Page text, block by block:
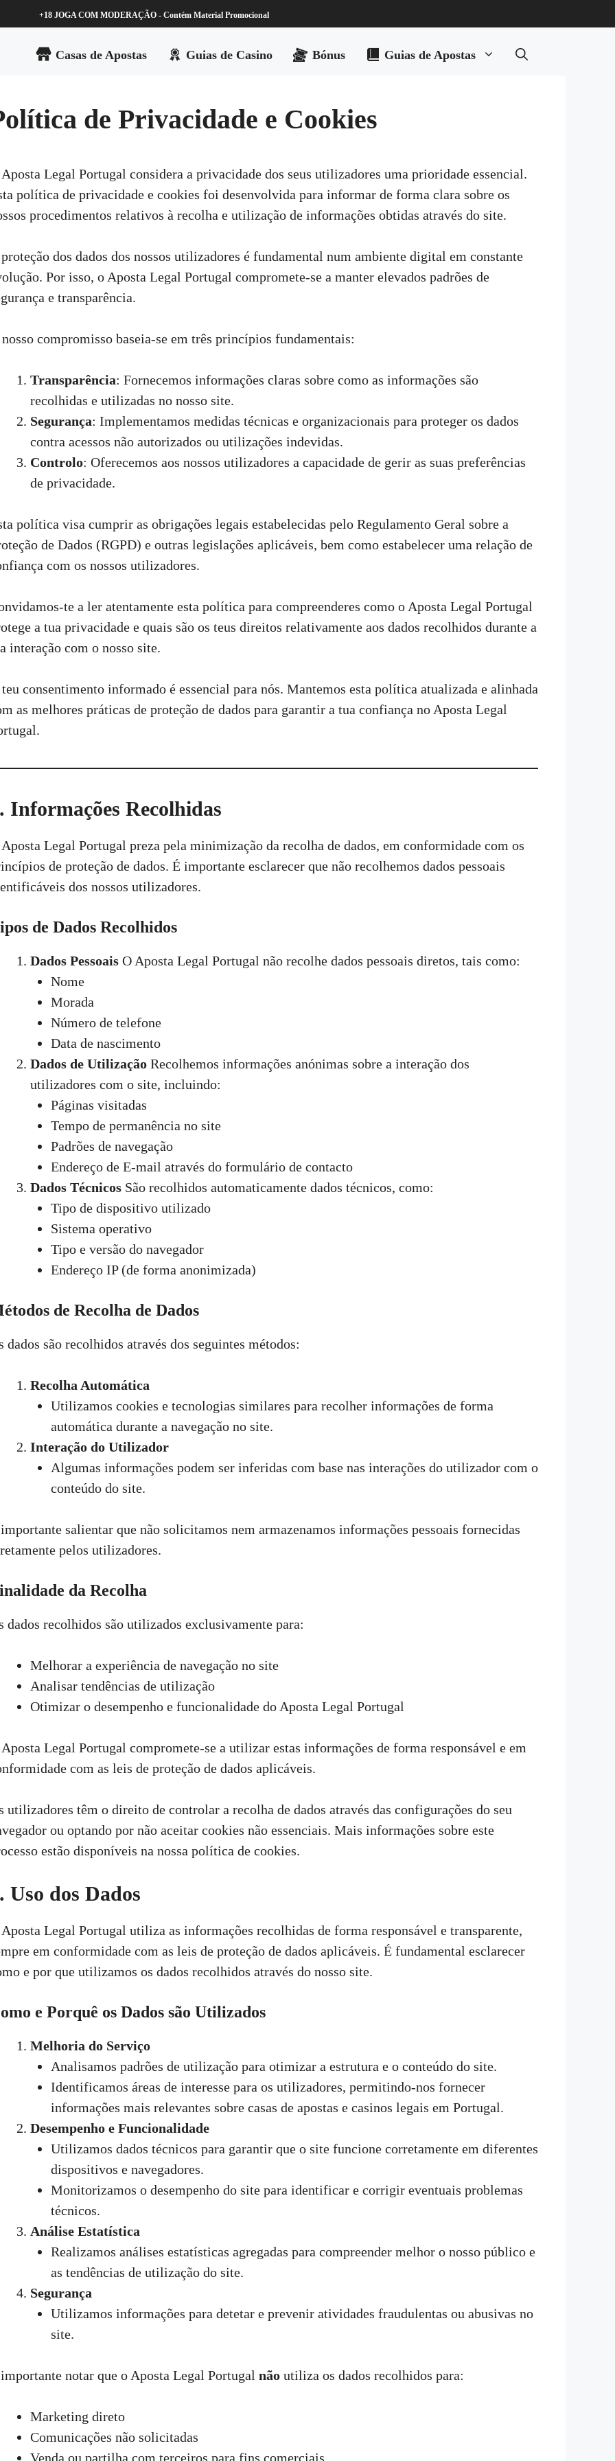
+18 JOGA COM MODERAÇÃO - Contém Material Promocional
Casas de Apostas Guias de Casino Bónus Guias de Apostas
de Privacidade e Cookies
Legal Portugal considera a privacidade dos seus utilizadores uma prioridade essencial.
política de privacidade e cookies foi desenvolvida para informar de forma clara sobre os
procedimentos relativos à recolha e utilização de informações obtidas através do site.
dos dados dos nossos utilizadores é fundamental num ambiente digital em constante
Por isso, o Aposta Legal Portugal compromete-se a manter elevados padrões de
e transparência.
compromisso baseia-se em três princípios fundamentais:
Transparência: Fornecemos informações claras sobre como as informações são
recolhidas e utilizadas no nosso site.
Segurança: Implementamos medidas técnicas e organizacionais para proteger os dados
contra acessos não autorizados ou utilizações indevidas.
Controlo: Oferecemos aos nossos utilizadores a capacidade de gerir as suas preferências
de privacidade.
política visa cumprir as obrigações legais estabelecidas pelo Regulamento Geral sobre a
de Dados (RGPD) e outras legislações aplicáveis, bem como estabelecer uma relação de
com os nossos utilizadores.
te a ler atentamente esta política para compreenderes como o Aposta Legal Portugal
a tua privacidade e quais são os teus direitos relativamente aos dados recolhidos durante a
interação com o nosso site.
consentimento informado é essencial para nós. Mantemos esta política atualizada e alinhada
as melhores práticas de proteção de dados para garantir a tua confiança no Aposta Legal
Informações Recolhidas
Legal Portugal preza pela minimização da recolha de dados, em conformidade com os
de proteção de dados. É importante esclarecer que não recolhemos dados pessoais
dos nossos utilizadores.
de Dados Recolhidos
Dados Pessoais O Aposta Legal Portugal não recolhe dados pessoais diretos, tais como:
Nome
Morada
Número de telefone
Data de nascimento
Dados de Utilização Recolhemos informações anónimas sobre a interação dos
utilizadores com o site, incluindo:
Páginas visitadas
Tempo de permanência no site
Padrões de navegação
Endereço de E-mail através do formulário de contacto
Dados Técnicos São recolhidos automaticamente dados técnicos, como:
Tipo de dispositivo utilizado
Sistema operativo
Tipo e versão do navegador
Endereço IP (de forma anonimizada)
de Recolha de Dados
dados são recolhidos através dos seguintes métodos:
Recolha Automática
Utilizamos cookies e tecnologias similares para recolher informações de forma
automática durante a navegação no site.
Interação do Utilizador
Algumas informações podem ser inferidas com base nas interações do utilizador com o
conteúdo do site.
salientar que não solicitamos nem armazenamos informações pessoais fornecidas
pelos utilizadores.
da Recolha
dados recolhidos são utilizados exclusivamente para:
Melhorar a experiência de navegação no site
Analisar tendências de utilização
Otimizar o desempenho e funcionalidade do Aposta Legal Portugal
Legal Portugal compromete-se a utilizar estas informações de forma responsável e em
com as leis de proteção de dados aplicáveis.
utilizadores têm o direito de controlar a recolha de dados através das configurações do seu
ou optando por não aceitar cookies não essenciais. Mais informações sobre este
estão disponíveis na nossa política de cookies.
Uso dos Dados
Legal Portugal utiliza as informações recolhidas de forma responsável e transparente,
em conformidade com as leis de proteção de dados aplicáveis. É fundamental esclarecer
e por que utilizamos os dados recolhidos através do nosso site.
e Porquê os Dados são Utilizados
Melhoria do Serviço
Analisamos padrões de utilização para otimizar a estrutura e o conteúdo do site.
Identificamos áreas de interesse para os utilizadores, permitindo-nos fornecer
informações mais relevantes sobre casas de apostas e casinos legais em Portugal.
Desempenho e Funcionalidade
Utilizamos dados técnicos para garantir que o site funcione corretamente em diferentes
dispositivos e navegadores.
Monitorizamos o desempenho do site para identificar e corrigir eventuais problemas
técnicos.
Análise Estatística
Realizamos análises estatísticas agregadas para compreender melhor o nosso público e
as tendências de utilização do site.
Segurança
Utilizamos informações para detetar e prevenir atividades fraudulentas ou abusivas no
site.
notar que o Aposta Legal Portugal não utiliza os dados recolhidos para:
Marketing direto
Comunicações não solicitadas
Venda ou partilha com terceiros para fins comerciais